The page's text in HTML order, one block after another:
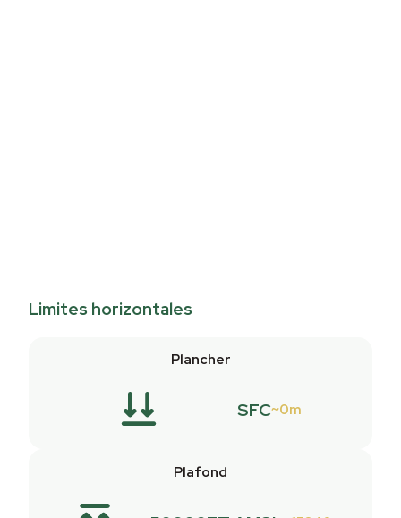
Limites horizontales
Plancher
SFC 0m
Plafond